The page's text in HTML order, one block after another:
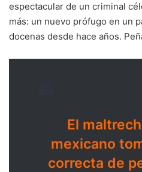
espectacular de un criminal
más: un nuevo prófugo en un
docenas desde hace años.
El
mexicano
correcta de